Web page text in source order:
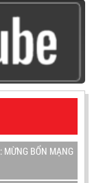
MỪNG BỔN MẠNG